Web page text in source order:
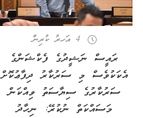
4 އަހރު ކުރިން
ރައީސް ނަޝީދުގެ ފެކްޝަންގެ
އެކަކުވެސް މި ސަރުކާރު ދިފާޢުކޮށް
ސަރުކާރުގެ ސިޔާސަތު ވިއްކަން
މަސައްކަތް ނުކުރޭ: ނިހާދު